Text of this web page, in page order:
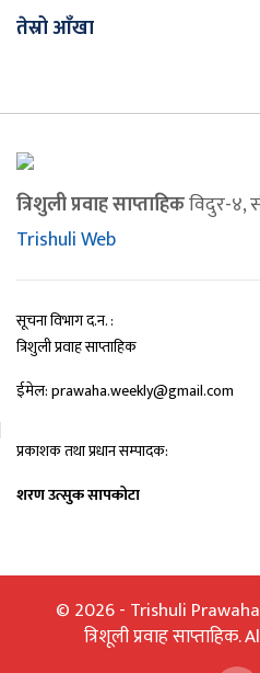
तेस्रो आँखा
त्रिशुली प्रवाह साप्ताहिकविदुर-४,
Trishuli Web
सूचना विभाग द.न. :
त्रिशुली प्रवाह साप्ताहिक
ईमेल: prawaha.weekly@gmail.com
प्रकाशक तथा प्रधान सम्पादक:
शरण उत्सुक सापकोटा
© 2026 - Trishuli
त्रिशूली प्रवाह